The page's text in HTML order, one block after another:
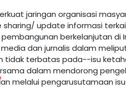
jaringan organisasi
sharing/ update informasi
berkelanjutan di
dan jurnalis dalam
terbatas pada--isu
dalam mendorong
melalui pengarusutamaan